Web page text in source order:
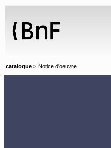
catalogue > Notice d'oeuvre